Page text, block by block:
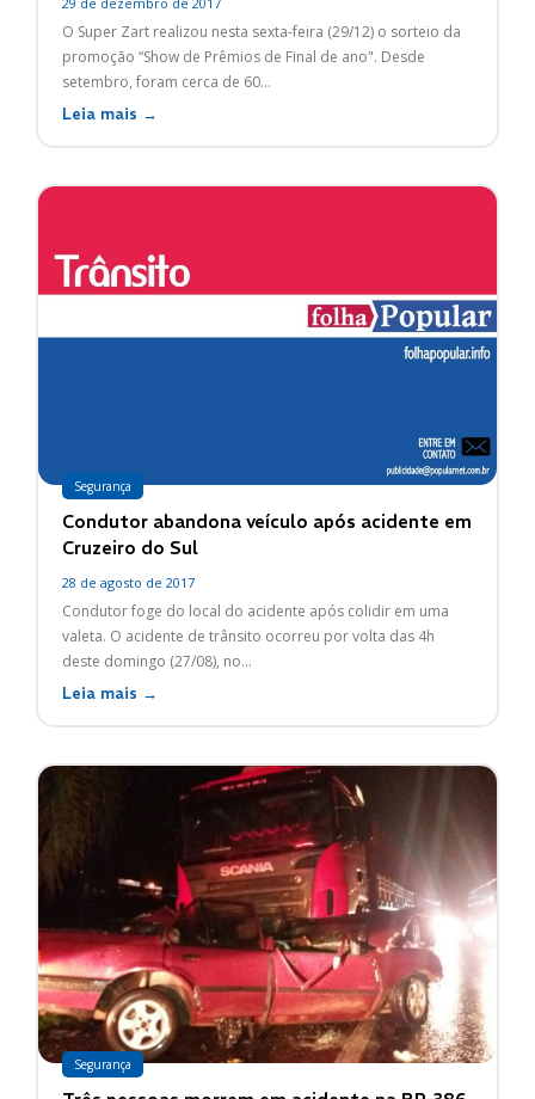
O Super Zart realizou nesta sexta-feira (29/12) o sorteio da
promoção “Show de Prêmios de Final de ano". Desde
setembro, foram cerca de 60...
Leia mais →
Segurança
Condutor abandona veículo após acidente em
Cruzeiro do Sul
28 de agosto de 2017
Condutor foge do local do acidente após colidir em uma
valeta. O acidente de trânsito ocorreu por volta das 4h
deste domingo (27/08), no...
Leia mais →
Segurança